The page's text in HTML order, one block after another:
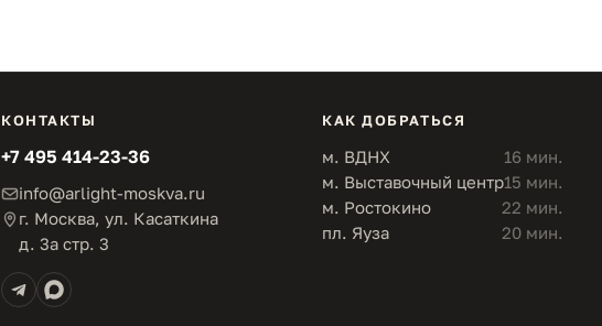
КОНТАКТЫ
+7 495 414-23-36
info@arlight-moskva.ru
г. Москва, ул. Касаткина
д. 3а стр. 3
КАК ДОБРАТЬСЯ
м. ВДНХ
16 мин.
м. Выставочный центр15 мин.
м. Ростокино
22 мин.
пл. Яуза
20 мин.